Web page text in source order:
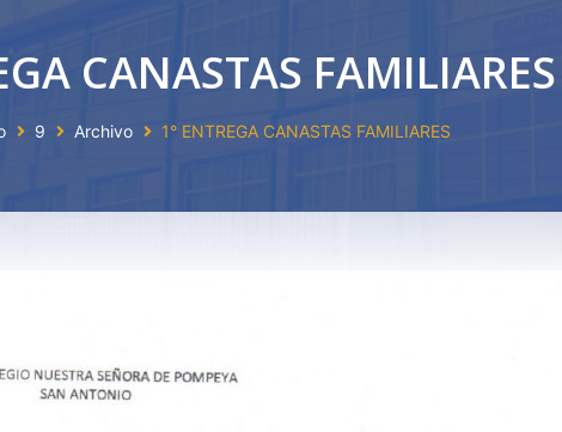
CANASTAS FAMILIARES
9 Archivo 1° ENTREGA CANASTAS FAMILIARES